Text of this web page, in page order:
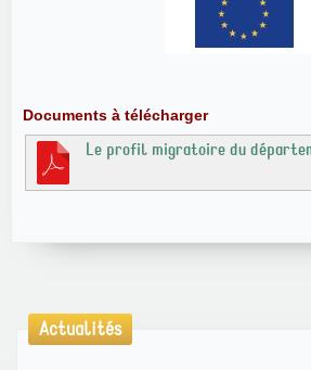
Documents à télécharger
Le profil migratoire du
Actualités